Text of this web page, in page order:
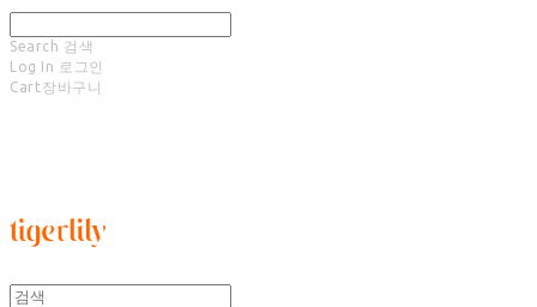
Search 검색
Log In 로그인
Cart 장바구니